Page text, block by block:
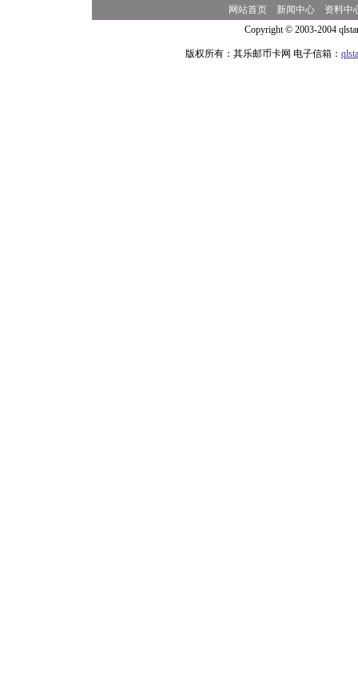
网站首页 新闻中心
资料中
Copyright © 2003-2004
版权所有：其乐邮币卡网 电子信箱：